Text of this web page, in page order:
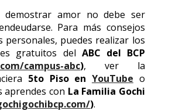
demostrar amor no debe ser
Para más consejos
personales, puedes realizar los
gratuitos del ABC del BCP
campus-abc), ver la
5to Piso en YouTube o
aprendes con La Familia Gochi
).